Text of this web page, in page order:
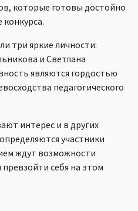
которые готовы достойно
три яркие личности:
и Светлана
являются гордостью
педагогического
интерес и в других
участники
ждут возможности
себя на этом